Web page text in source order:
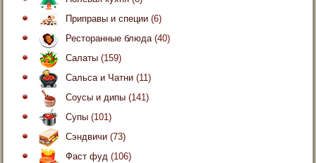
Приправы и специи (6)
Ресторанные блюда(40)
Салаты (159)
Сальса и Чатни (11)
Соусы и дипы (141)
Супы (101)
Сэндвичи (73)
Фаст фуд (106)